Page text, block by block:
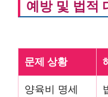
예방 및 법적
문제 상황
양육비 명세